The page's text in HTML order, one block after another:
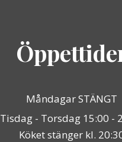
Måndagar STÄNGT
Tisdag - Torsdag 15:00 -
Köket stänger kl.